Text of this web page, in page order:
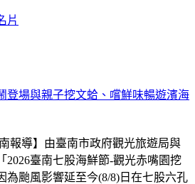
片
登場與親子挖文蛤、嚐鮮味暢遊濱海
報導】由臺南市政府觀光旅遊局與
2026臺南七股海鮮節-觀光赤嘴園挖
為颱風影響延至今(8/8)日在七股六孔